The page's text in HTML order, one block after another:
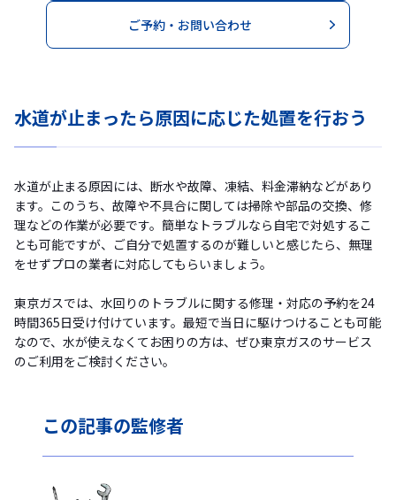
ご予約・お問い合わせ
水道が止まったら原因に応じた処置を行おう
水道が止まる原因には、断水や故障、凍結、料金滞納などがあり
ます。このうち、故障や不具合に関しては掃除や部品の交換、修
理などの作業が必要です。簡単なトラブルなら自宅で対処するこ
とも可能ですが、ご自分で処置するのが難しいと感じたら、無理
をせずプロの業者に対応してもらいましょう。
東京ガスでは、水回りのトラブルに関する修理・対応の予約を24
時間365日受け付けています。最短で当日に駆けつけることも可能
なので、水が使えなくてお困りの方は、ぜひ東京ガスのサービス
のご利用をご検討ください。
この記事の監修者